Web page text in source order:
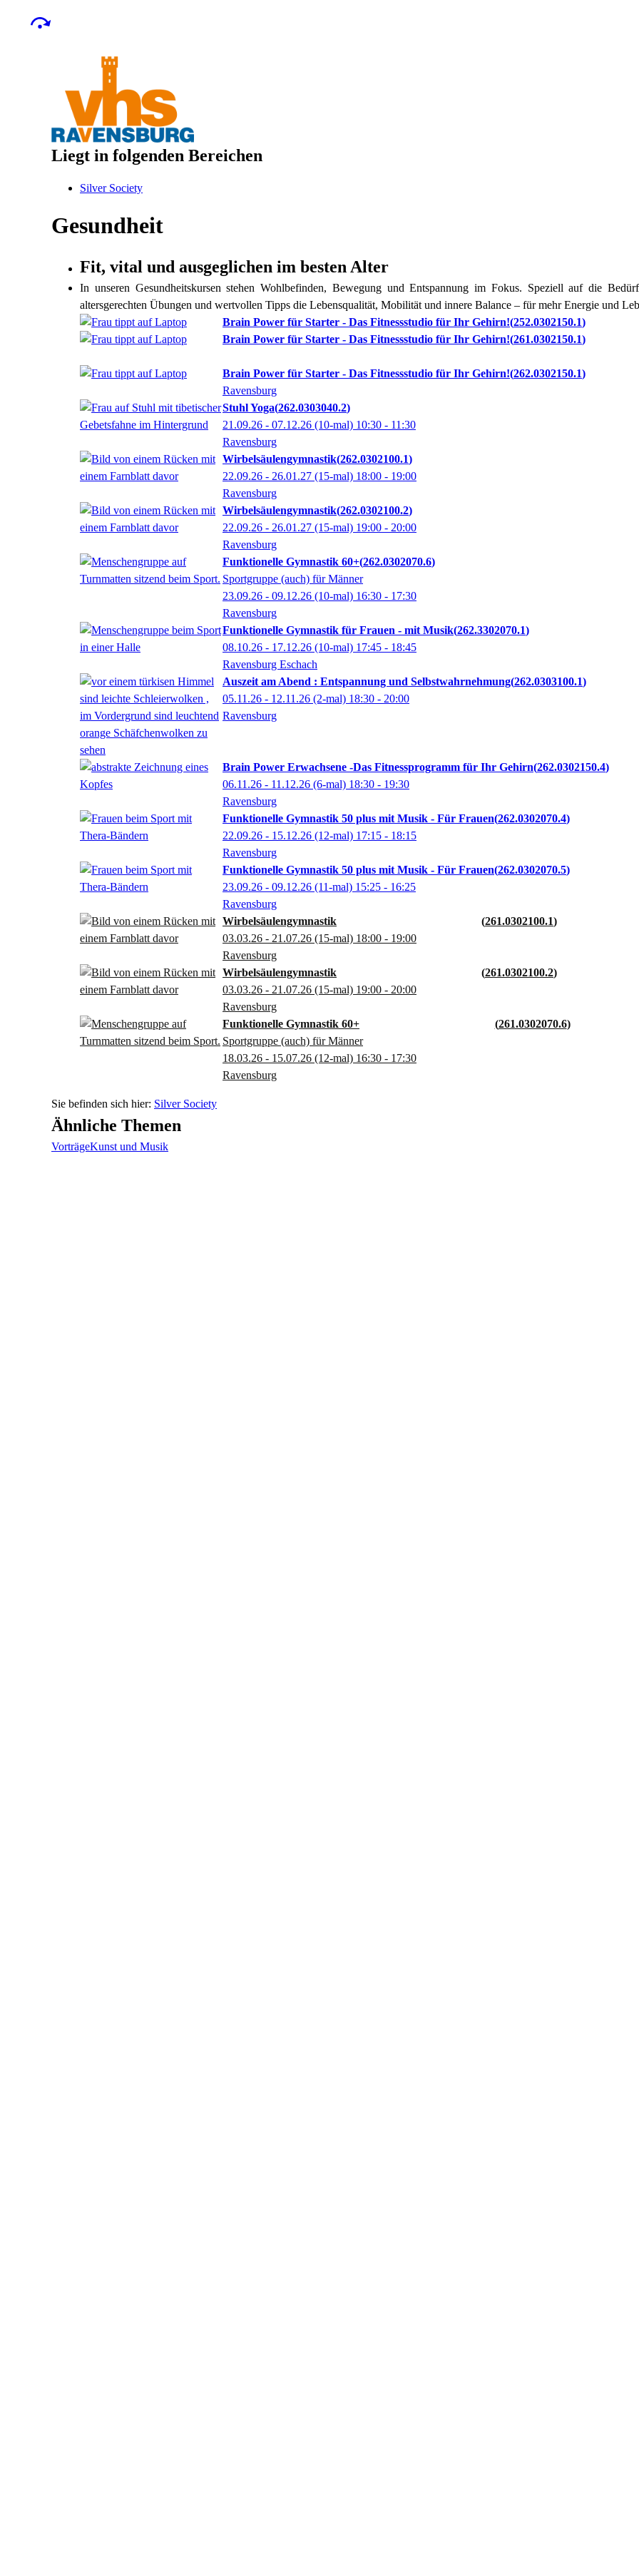
Liegt in folgenden Bereichen
Silver Society
Gesundheit
Fit, vital und ausgeglichen im besten Alter
In unseren Gesundheitskursen stehen Wohlbefinden, Bewegung und Entspannung im Fokus. Speziell auf die
altersgerechten Übungen und wertvollen Tipps die Lebensqualität, Mobilität und innere Balance – für mehr Energie und
Brain Power für Starter - Das Fitnessstudio für Ihr Gehirn! 252.0302150.1
Brain Power für Starter - Das Fitnessstudio für Ihr Gehirn! 261.0302150.1
Brain Power für Starter - Das Fitnessstudio für Ihr Gehirn! 262.0302150.1
Ravensburg
Wirbelsäulengymnastik
261.0302100.1
03.03.26 - 21.07.26 (15-mal) 18:00 - 19:00
Ravensburg
Wirbelsäulengymnastik
261.0302100.2
03.03.26 - 21.07.26 (15-mal) 19:00 - 20:00
Ravensburg
Funktionelle Gymnastik 60+
261.0302070.6
Sportgruppe (auch) für Männer
18.03.26 - 15.07.26 (12-mal) 16:30 - 17:30
Ravensburg
Stuhl Yoga 262.0303040.2
21.09.26 - 07.12.26 (10-mal) 10:30 - 11:30
Ravensburg
Funktionelle Gymnastik 50 plus mit Musik - Für Frauen 262.0302070.4
22.09.26 - 15.12.26 (12-mal) 17:15 - 18:15
Ravensburg
Wirbelsäulengymnastik 262.0302100.1
22.09.26 - 26.01.27 (15-mal) 18:00 - 19:00
Ravensburg
Wirbelsäulengymnastik 262.0302100.2
22.09.26 - 26.01.27 (15-mal) 19:00 - 20:00
Ravensburg
Funktionelle Gymnastik 50 plus mit Musik - Für Frauen 262.0302070.5
23.09.26 - 09.12.26 (11-mal) 15:25 - 16:25
Ravensburg
Funktionelle Gymnastik 60+ 262.0302070.6
Sportgruppe (auch) für Männer
23.09.26 - 09.12.26 (10-mal) 16:30 - 17:30
Ravensburg
Funktionelle Gymnastik für Frauen - mit Musik 262.3302070.1
08.10.26 - 17.12.26 (10-mal) 17:45 - 18:45
Ravensburg Eschach
Auszeit am Abend : Entspannung und Selbstwahrnehmung 262.0303100.1
05.11.26 - 12.11.26 (2-mal) 18:30 - 20:00
Ravensburg
Brain Power Erwachsene -Das Fitnessprogramm für Ihr Gehirn 262.0302150.4
06.11.26 - 11.12.26 (6-mal) 18:30 - 19:30
Ravensburg
Silver Society
Ähnliche Themen
VorträgeKunst und Musik